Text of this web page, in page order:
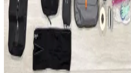
Güney Avrupa'da 50 gün süren
çantası kullanılarak hafiflik ve
teknoloji ve bakım önerileriyle minimal
2026 Asya ve Okyanusya Sırt
Ekipman ve Planlama Rehberi
2026'da başlayacak Asya ve Okyanusya